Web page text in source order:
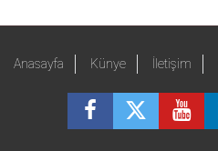
Anasayfa Künye İletişim